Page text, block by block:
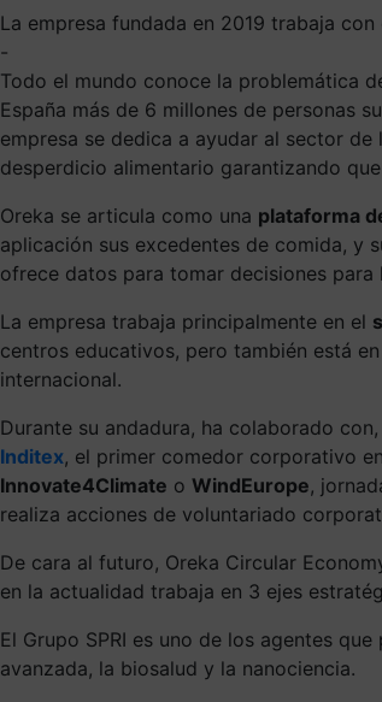
La empresa fundada en 2019 trabaja
-
Todo el mundo conoce la problemática
España más de 6 millones de personas
empresa se dedica a ayudar al sector
desperdicio alimentario garantizando
Oreka se articula como una plataforma
aplicación sus excedentes de comida, y
ofrece datos para tomar decisiones
La empresa trabaja principalmente en el
centros educativos, pero también está
internacional.
Durante su andadura, ha colaborado
Inditex, el primer comedor corporativo
Innovate4Climate o WindEurope,
realiza acciones de voluntariado
De cara al futuro, Oreka Circular
en la actualidad trabaja en 3 ejes
El Grupo SPRI es uno de los agentes que
avanzada, la biosalud y la nanociencia.